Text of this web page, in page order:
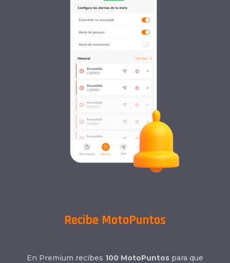
Recibe MotoPuntos
En Premium recibes 100 MotoPuntospara que